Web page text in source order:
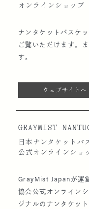
オンラインショップ
ナンタケットバスケ
ご覧いただけます。
す。
ウェブサイトへ
GRAYMIST
日本ナンタケットバ
公式オンラインショ
GrayMist Japanが運
協会公式オンライン
ジナルのナンタケッ